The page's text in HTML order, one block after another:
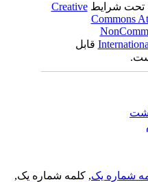
تحت شرایطCreative
Commons
قابل
شماره یک, کلمه شماره یک,